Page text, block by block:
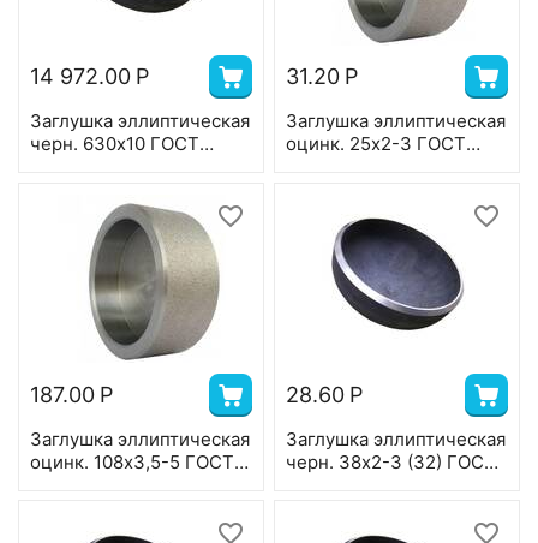
14 972.00 Р
Заглушка эллиптическая
черн. 630х10 ГОСТ
31.20 Р
Заглушка эллиптическая
оцинк. 25х2-3 ГОСТ
187.00 Р
Заглушка эллиптическая
оцинк. 108х3,5-5 ГОСТ
28.60 Р
Заглушка эллиптическая
черн. 38х2-3 (32) ГОСТ